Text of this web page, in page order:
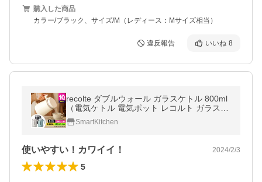
購入した商品
カラー/ブラック、サイズ/M（レディース：Mサイズ相当）
違反報告 いいね 8
recolte ダブルウォール ガラスケトル 800ml
（電気ケトル 電気ポット レコルト ガラス製
0.8L 空焚き防止 おしゃれ 北欧風 保温 レコ
ルテ）
SmartKitchen
使いやすい！カワイイ！ 2024/2/3
5